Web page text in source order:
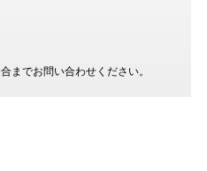
までお問い合わせください。